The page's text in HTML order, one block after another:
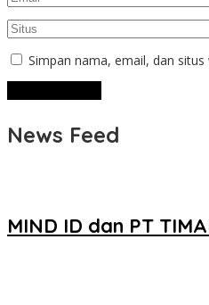
Simpan nama, email, dan
News Feed
MIND ID dan PT